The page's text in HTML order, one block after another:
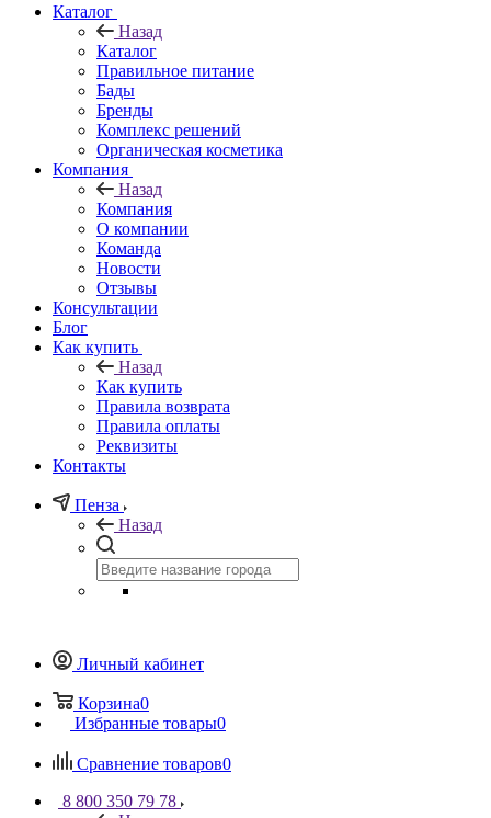
Каталог
Назад
Каталог
Правильное питание
Бады
Бренды
Комплекс решений
Органическая косметика
Компания
Назад
Компания
О компании
Команда
Новости
Отзывы
Консультации
Блог
Как купить
Назад
Как купить
Правила возврата
Правила оплаты
Реквизиты
Контакты
Пенза
Назад
Личный кабинет
Корзина0
Избранные товары0
Сравнение товаров0
8 800 350 79 78